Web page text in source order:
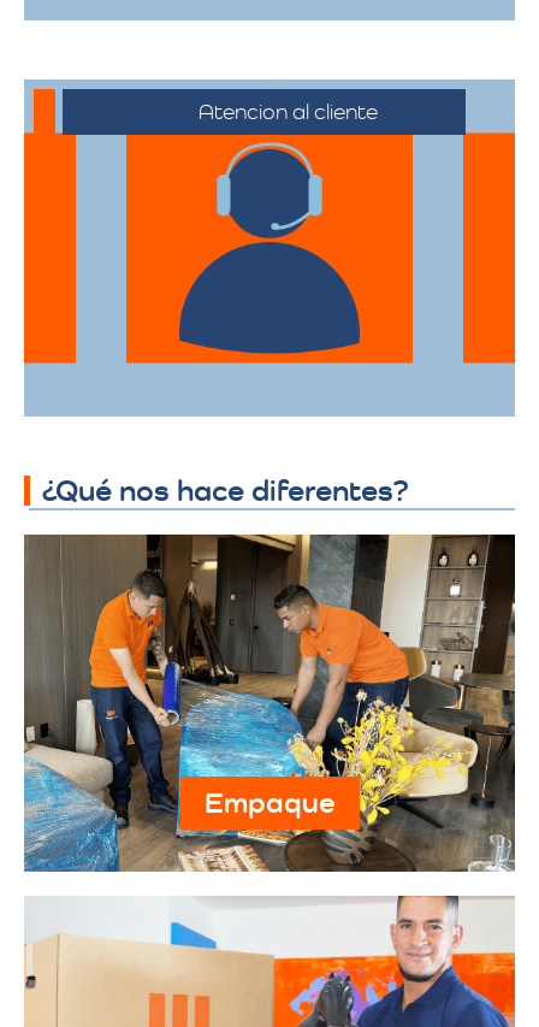
Atencion al cliente
Desde el primer contacto hasta la
finalización de la mudanza, se ofrece un
servicio al cliente excepcional,
adaptándose a sus horarios y
necesidades específicas.
¿Qué nos hace diferentes?
Empaque